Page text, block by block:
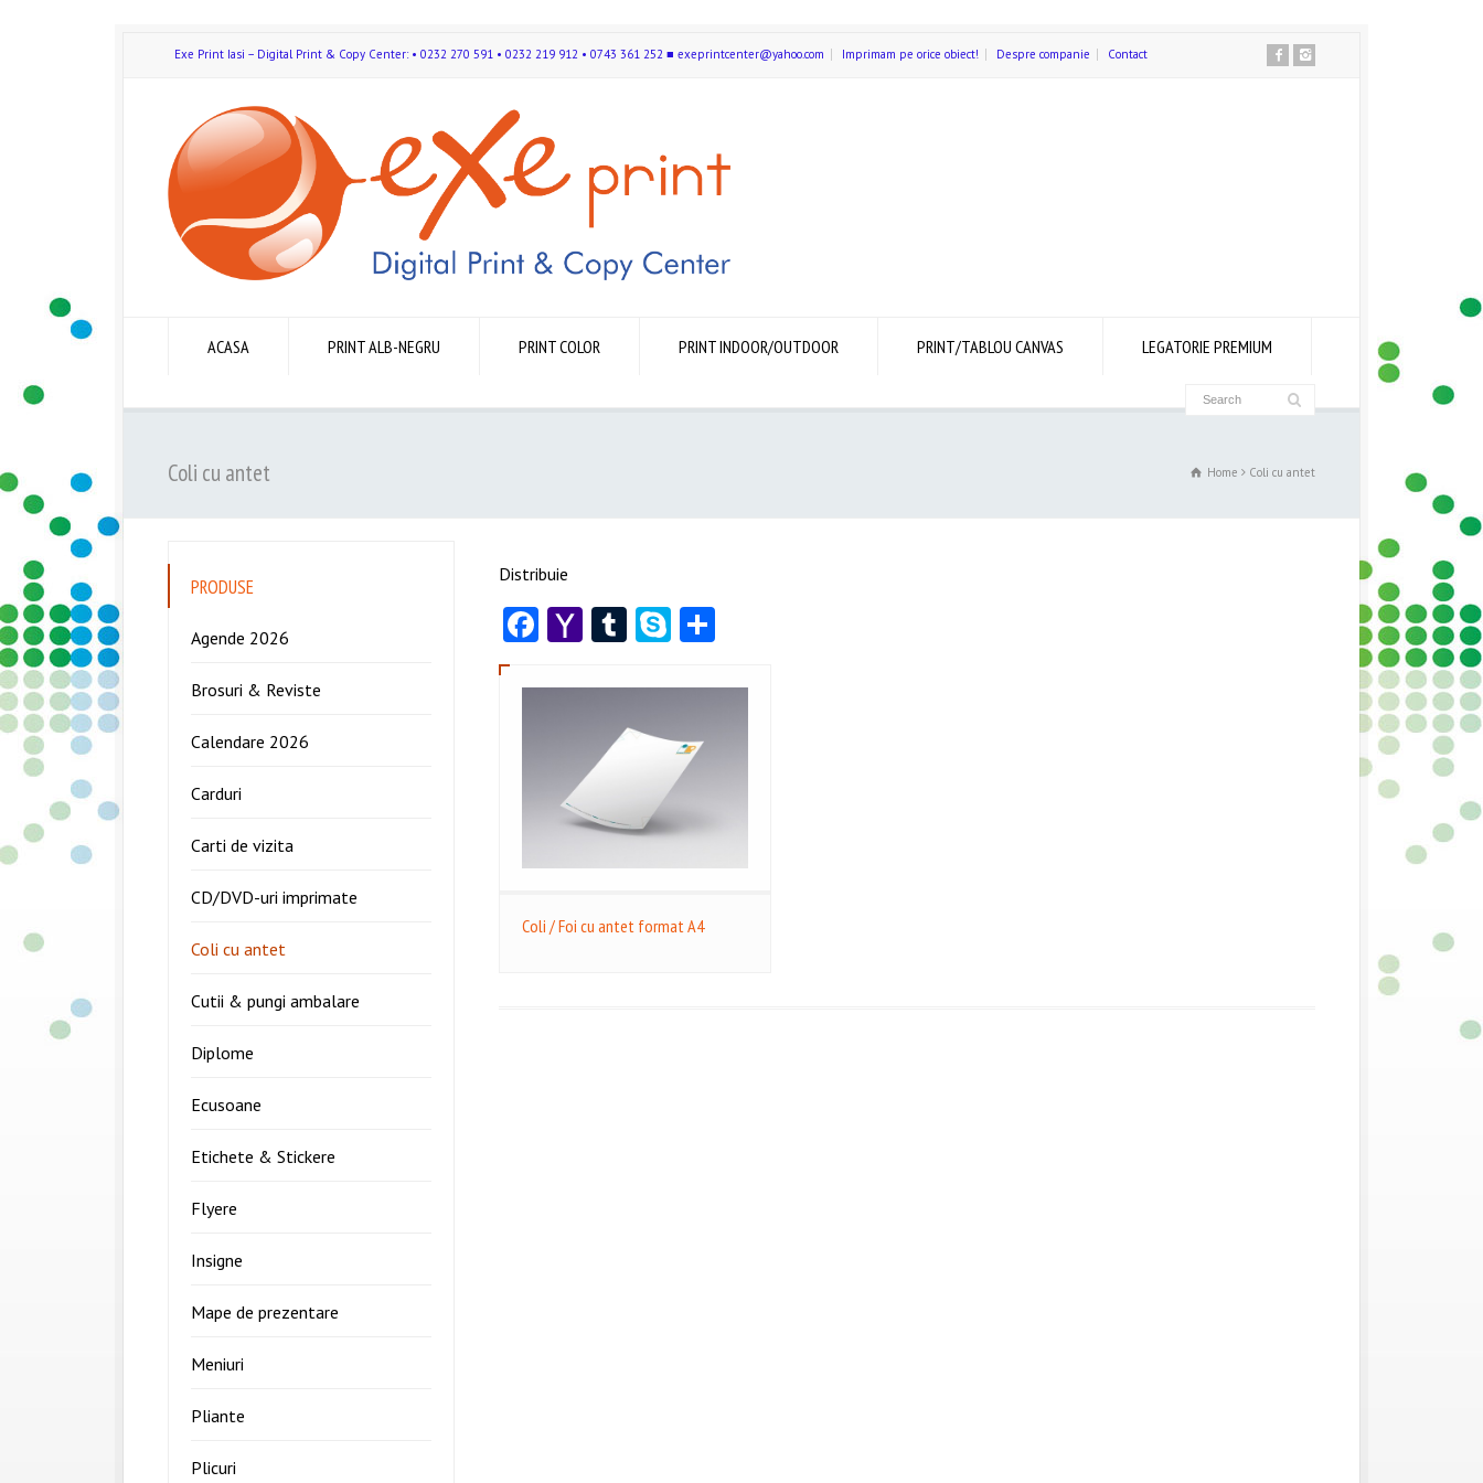
Exe Print Iasi – Digital Print & Copy Center: • 0232 270 591 • 0232 219 912 • 0743 361 252 ■ exeprintcenter@yahoo.com Imprimam pe orice obiect! Despre companie Contact
ACASA PRINT ALB-NEGRU PRINT COLOR PRINT INDOOR/OUTDOOR PRINT/TABLOU CANVAS LEGATORIE PREMIUM
Coli cu antet Home Coli cu antet
Distribuie
Facebook
YahooTumblr
Skype
Coli / Foi cu antet format A4
PRODUSE
Agende 2026
Brosuri & Reviste
Calendare 2026
Carduri
Carti de vizita
CD/DVD-uri imprimate
Coli cu antet
Cutii & pungi ambalare
Diplome
Ecusoane
Etichete & Stickere
Flyere
Insigne
Mape de prezentare
Meniuri
Pliante
Plicuri